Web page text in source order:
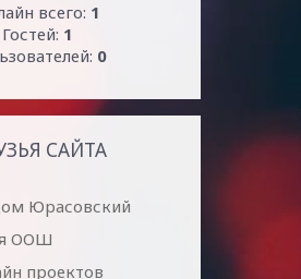
всего: 1
Гостей: 1
0
САЙТА
Юрасовский
ООШ
проектов